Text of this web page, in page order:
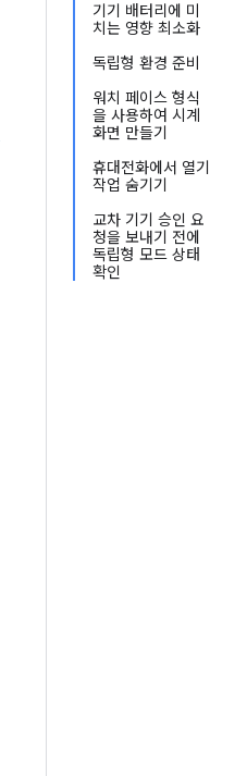
기기 배터리에 미
치는 영향 최소화
독립형 환경 준비
워치 페이스 형식
을 사용하여 시계
화면 만들기
휴대전화에서 열기
작업 숨기기
교차 기기 승인 요
청을 보내기 전에
독립형 모드 상태
확인